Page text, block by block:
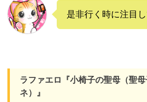
是非行く時に注目
ラファエロ『小椅子の聖母（聖
ネ）』